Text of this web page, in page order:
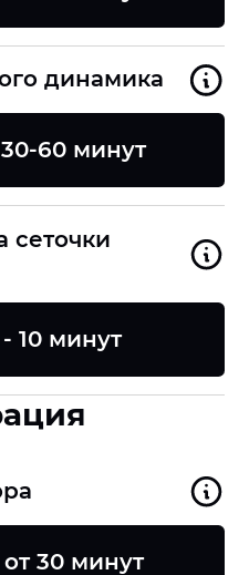
динамика
60 минут
сеточки
10 минут
30 минут